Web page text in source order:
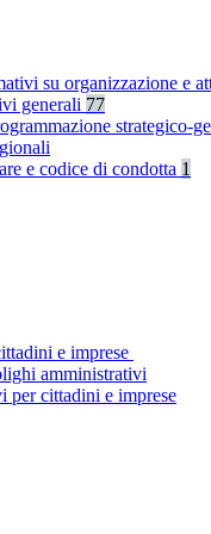
su organizzazione e
generali 77
strategico-
e codice di condotta 1
e imprese
amministrativi
per cittadini e imprese